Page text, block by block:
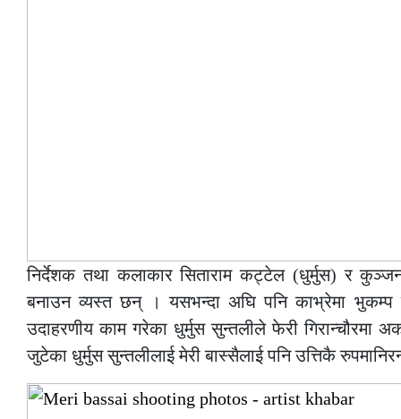
निर्देशक तथा कलाकार सिताराम कट्टेल (धुर्मुस) र
बनाउन व्यस्त छन् । यसभन्दा अघि पनि काभ्रेमा भुकम्प
उदाहरणीय काम गरेका धुर्मुस सुन्तलीले फेरी गिरान्चौरमा
जुटेका धुर्मुस सुन्तलीलाई मेरी बास्सैलाई पनि उत्तिकै